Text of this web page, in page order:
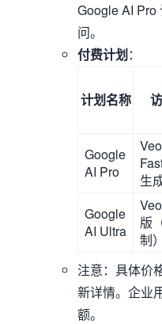
Google AI Pro
问。
付费计划：
计划名称
Google
AI Pro
生
Google
AI Ultra
版
制）
注意：具体价
新详情。企业
额。